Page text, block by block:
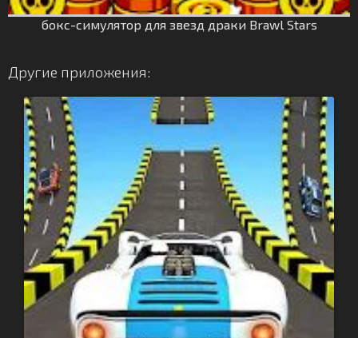
бокс-симулятор для звезд драки Brawl Stars
Другие приложения: